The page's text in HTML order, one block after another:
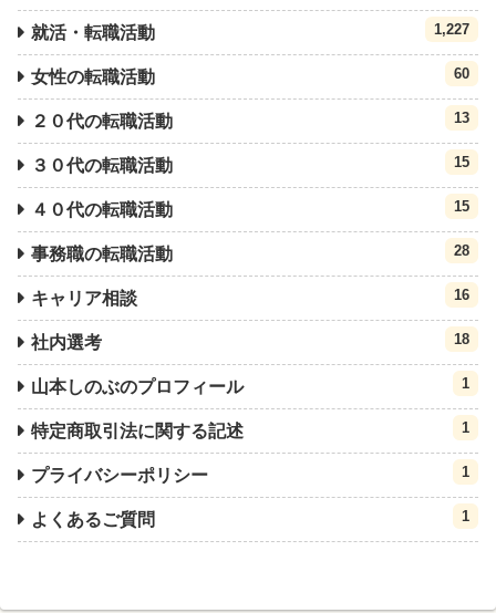
就活・転職活動 1,227
女性の転職活動 60
２０代の転職活動 13
３０代の転職活動 15
４０代の転職活動 15
事務職の転職活動 28
キャリア相談 16
社内選考 18
山本しのぶのプロフィール 1
特定商取引法に関する記述 1
プライバシーポリシー 1
よくあるご質問 1